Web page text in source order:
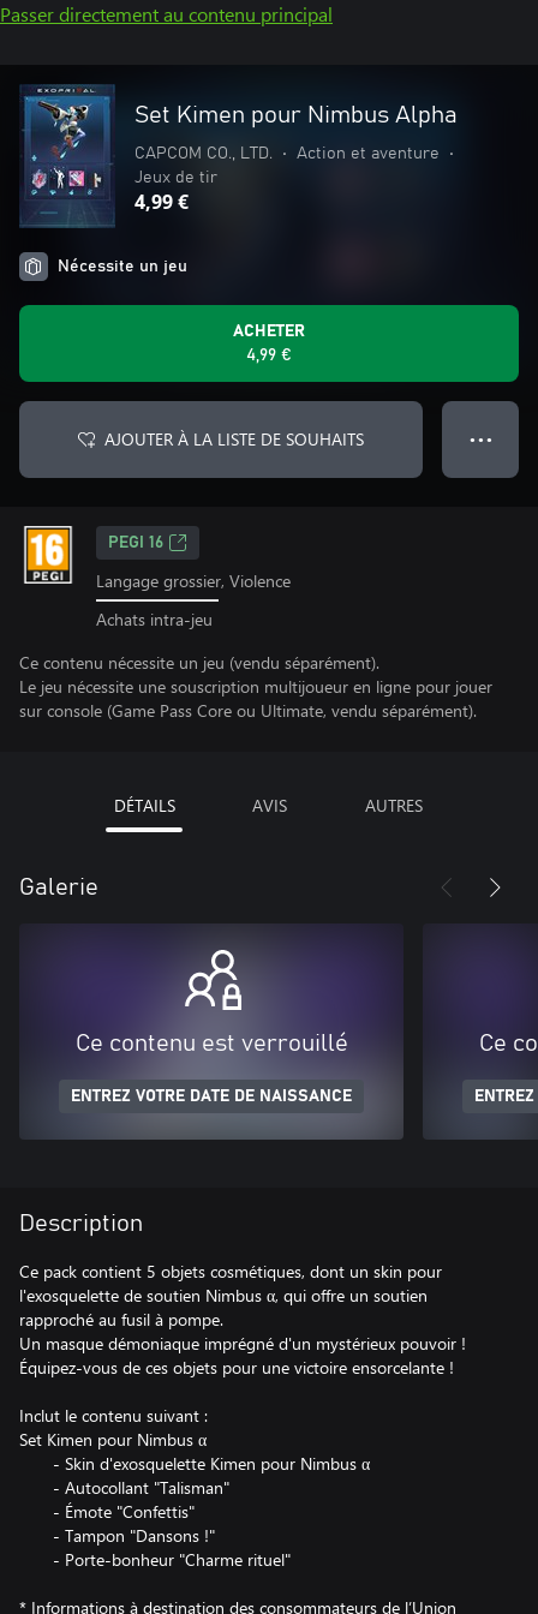
Passer directement au contenu principal
Set Kimen pour Nimbus Alpha
CAPCOM CO., LTD. • Action et aventure
•
Jeux de tir
4,99 €
Nécessite un jeu
ACHETER
4,99 €
AJOUTER À LA LISTE DE SOUHAITS ● ● ●
PEGI 16
Langage grossier, Violence
Achats intra-jeu
Ce contenu nécessite un jeu (vendu séparément).
Le jeu nécessite une souscription multijoueur en ligne pour jouer
sur console (Game Pass Core ou Ultimate, vendu séparément).
DÉTAILS AVIS AUTRES
Galerie
Ce contenu est verrouillé
ENTREZ VOTRE DATE DE NAISSANCE
Ce
Description
Ce pack contient 5 objets cosmétiques, dont un skin pour
l'exosquelette de soutien Nimbus α, qui offre un soutien
rapproché au fusil à pompe.
Un masque démoniaque imprégné d'un mystérieux pouvoir !
Équipez-vous de ces objets pour une victoire ensorcelante !
Inclut le contenu suivant :
Set Kimen pour Nimbus α
- Skin d'exosquelette Kimen pour Nimbus α
- Autocollant "Talisman"
- Émote "Confettis"
- Tampon "Dansons !"
- Porte-bonheur "Charme rituel"
* Informations à destination des consommateurs de l’Union